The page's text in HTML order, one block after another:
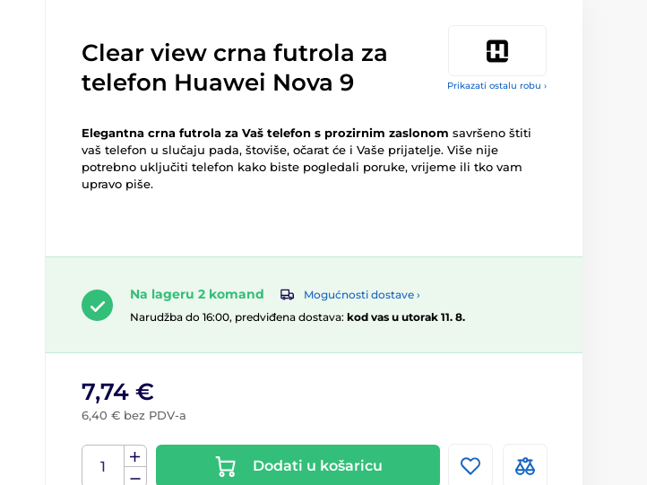
Prikazati ostalu robu ›
Clear view crna futrola za
telefon Huawei Nova 9
Elegantna crna futrola za Vaš telefon s prozirnim zaslonom savršeno štiti
vaš telefon u slučaju pada, štoviše, očarat će i Vaše prijatelje. Više nije
potrebno uključiti telefon kako biste pogledali poruke, vrijeme ili tko vam
upravo piše.
Na lageru 2 komand
Mogućnosti dostave ›
Narudžba do 16:00, predviđena dostava: kod vas u utorak 11. 8.
7,74 €
6,40 € bez PDV-a
Dodati u košaricu